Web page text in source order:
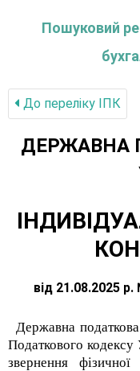
Пошуковий
До переліку IПК
ДЕРЖАВНА
від 21.08.2025
Державна
Податкового кодексу
звернення